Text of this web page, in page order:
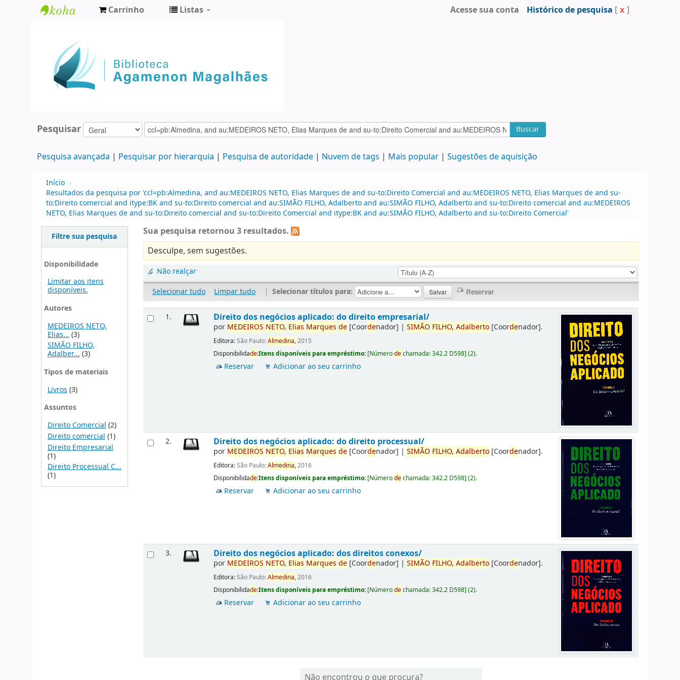
Agamenon
Magalhães
Carrinho Listas Acesse sua conta Histórico de pesquisa [ x ]
Pesquisar Buscar
Pesquisa avançada Pesquisar por hierarquia Pesquisa de autoridade Nuvem de tags Mais popular Sugestões de aquisição
Início ›
Resultados da pesquisa por 'ccl=pb:Almedina, and au:MEDEIROS NETO, Elias Marques de and su-to:Direito Comercial and au:MEDEIROS NETO, Elias Marques de and su-
to:Direito comercial and itype:BK and su-to:Direito comercial and au:SIMÃO FILHO, Adalberto and au:SIMÃO FILHO, Adalberto and su-to:Direito comercial and au:MEDEIROS
NETO, Elias Marques de and su-to:Direito comercial and su-to:Direito Comercial and itype:BK and au:SIMÃO FILHO, Adalberto and su-to:Direito Comercial'
Filtre sua pesquisa
Disponibilidade
Limitar aos itens
disponíveis.
Autores
MEDEIROS NETO,
Elias... (3)
SIMÃO FILHO,
Adalber...(3)
Tipos de materiais
Livros (3)
Assuntos
Direito Comercial (2)
Direito comercial (1)
Direito Empresarial
(1)
Direito Processual C...
(1)
Sua pesquisa retornou 3 resultados.
Desculpe, sem sugestões.
Não realçar
Selecionar tudo
Limpar tudo | Selecionar títulos para:
1. Direito dos negócios aplicado: do direito empresarial/
por MEDEIROS NETO, Elias Marques de [Coordenador] |SIMÃO FILHO, Adalberto [Coordenador].
Editora:São Paulo:Almedina,2015
Disponibilidade:Itens disponíveis para empréstimo: [Númerodechamada:342.2 D598](2).
Reservar Adicionar ao seu carrinho
2. Direito dos negócios aplicado: do direito processual/
por MEDEIROS NETO, Elias Marques de [Coordenador] |SIMÃO FILHO, Adalberto [Coordenador].
Editora:São Paulo:Almedina,2016
Disponibilidade:Itens disponíveis para empréstimo: [Númerodechamada:342.2 D598](2).
Reservar Adicionar ao seu carrinho
3. Direito dos negócios aplicado: dos direitos conexos/
por MEDEIROS NETO, Elias Marques de [Coordenador] |SIMÃO FILHO, Adalberto [Coordenador].
Editora:São Paulo:Almedina,2016
Disponibilidade:Itens disponíveis para empréstimo: [Númerodechamada:342.2 D598](2).
Reservar Adicionar ao seu carrinho